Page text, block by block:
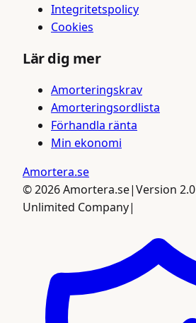
Integritetspolicy
Cookies
Lär dig mer
Amorteringskrav
Amorteringsordlista
Förhandla ränta
Min ekonomi
Amortera.se
©2026Amortera.se|Version 2.0
Unlimited Company|